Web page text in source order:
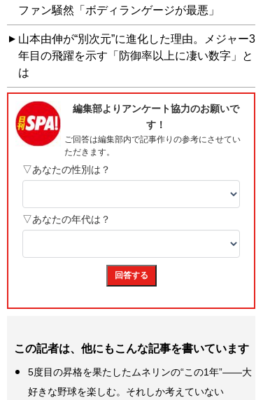
ファン騒然「ボディランゲージが最悪」
山本由伸が“別次元”に進化した理由。メジャー3
年目の飛躍を示す「防御率以上に凄い数字」と
は
この記者は、他にもこんな記事を書いています
5度目の昇格を果たしたムネリンの“この1年”――大
好きな野球を楽しむ。それしか考えていない